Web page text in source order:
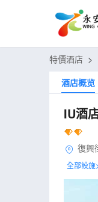
特價酒店 >
酒店概览
IU酒
復興
全部設施